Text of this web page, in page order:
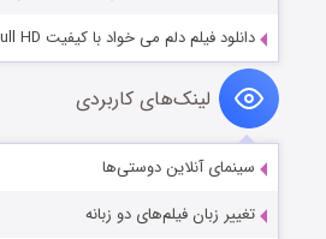
دانلود فیلم دلم می خواد با کیفیت Full HD
لینک‌های کاربردی
سینمای آنلاین دوستی‌ها
تغییر زبان فیلم‌های دو زبانه